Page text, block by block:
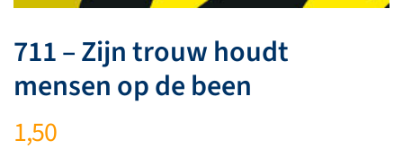
711 – Zijn trouw houdt
mensen op de been
1,50